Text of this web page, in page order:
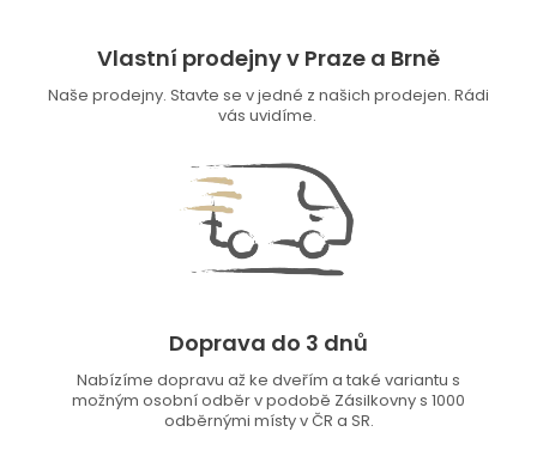
Vlastní prodejny v Praze a Brně
Naše prodejny. Stavte se v jedné z našich prodejen. Rádi
vás uvidíme.
Doprava do 3 dnů
Nabízíme dopravu až ke dveřím a také variantu s
možným osobní odběr v podobě Zásilkovny s 1000
odběrnými místy v ČR a SR.